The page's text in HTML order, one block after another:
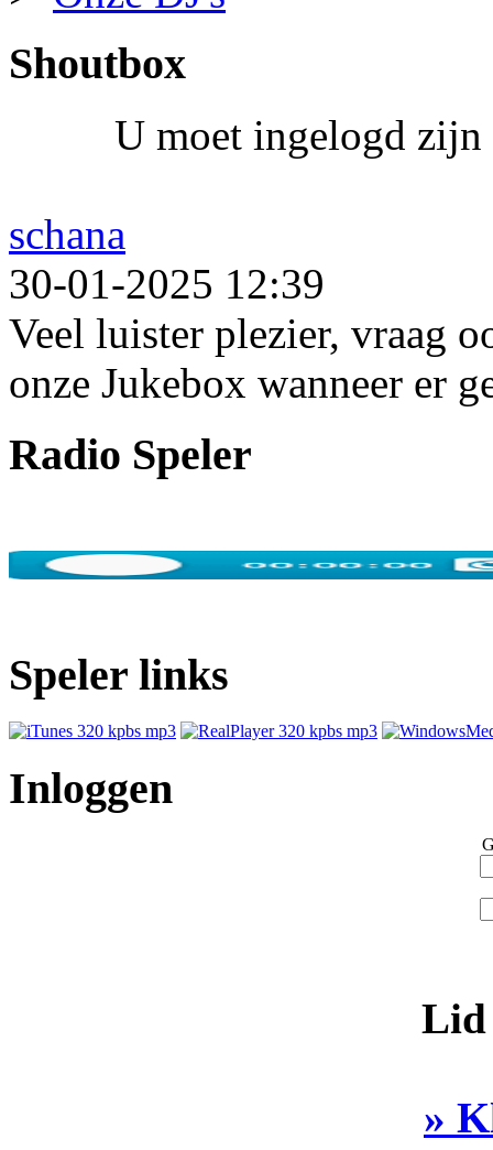
Shoutbox
U moet ingelogd zijn
schana
30-01-2025 12:39
Veel luister plezier, vraag
onze Jukebox wanneer er
Radio Speler
Speler links
Inloggen
Lid
»